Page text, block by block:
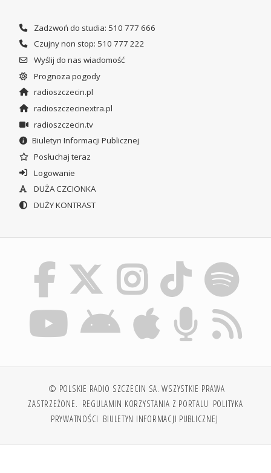
Zadzwoń do studia: 510 777 666
Czujny non stop: 510 777 222
Wyślij do nas wiadomość
Prognoza pogody
radioszczecin.pl
radioszczecinextra.pl
radioszczecin.tv
Biuletyn Informacji Publicznej
Posłuchaj teraz
Logowanie
DUŻA CZCIONKA
DUŻY KONTRAST
© POLSKIE RADIO SZCZECIN SA. WSZYSTKIE PRAWA
ZASTRZEŻONE. REGULAMIN KORZYSTANIA Z PORTALU POLITYKA
PRYWATNOŚCI BIULETYN INFORMACJI PUBLICZNEJ